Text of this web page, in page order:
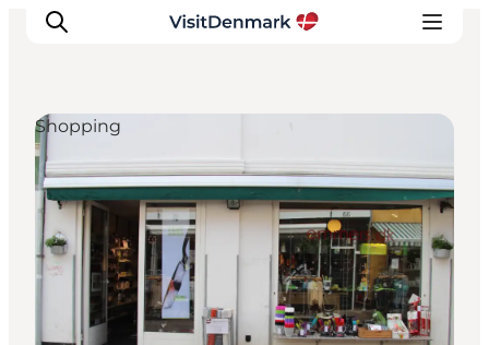
Inspiration
Regionen
Erlebnisse
Unterkünfte
Reiseplanung
Shopping